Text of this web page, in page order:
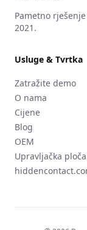
Pametno
2021.
Usluge & Tvrtka
Zatražite demo
O nama
Cijene
Blog
OEM
Upravljačka ploča